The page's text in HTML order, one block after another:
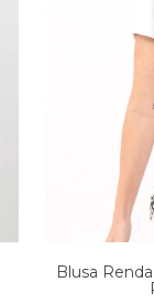
Blusa